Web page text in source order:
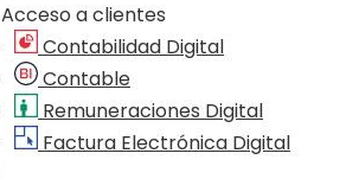
Acceso a clientes
Contabilidad Digital
Contable
Remuneraciones Digital
Factura Electrónica Digital